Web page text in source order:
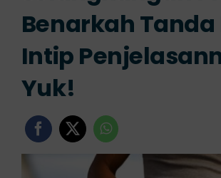
Hubungi Kami
Benarkah Tanda
Intip
Yuk!